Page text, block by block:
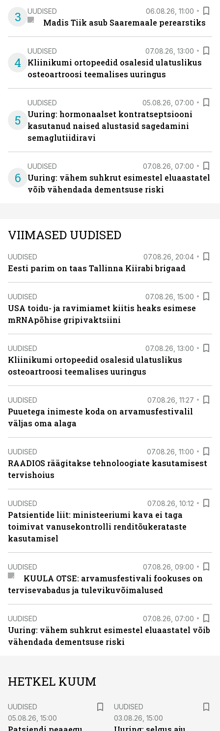
3 UUDISED 06.08.26, 11:00
Madis Tiik asub Saaremaale perearstiks
4
UUDISED 07.08.26, 13:00
Kliinikumi ortopeedid osalesid ulatuslikus
osteoartroosi teemalises uuringus
5
UUDISED 05.08.26, 07:00
Uuring: hormonaalset kontratseptsiooni
kasutanud naised alustasid sagedamini
semaglutiidiravi
6
UUDISED 07.08.26, 07:00
Uuring: vähem suhkrut esimestel eluaastatel
võib vähendada dementsuse riski
VIIMASED UUDISED
UUDISED 07.08.26, 20:04
Eesti parim on taas Tallinna Kiirabi brigaad
UUDISED 07.08.26, 15:00
USA toidu- ja ravimiamet kiitis heaks esimese
mRNApõhise gripivaktsiini
UUDISED 07.08.26, 13:00
Kliinikumi ortopeedid osalesid ulatuslikus
osteoartroosi teemalises uuringus
UUDISED 07.08.26, 11:27
Puuetega inimeste koda on arvamusfestivalil
väljas oma alaga
UUDISED 07.08.26, 11:00
RAADIOS räägitakse tehnoloogiate kasutamisest
tervishoius
UUDISED 07.08.26, 10:12
Patsientide liit: ministeeriumi kava ei taga
toimivat vanusekontrolli renditõukerataste
kasutamisel
UUDISED 07.08.26, 09:00
KUULA OTSE: arvamusfestivali fookuses on
tervisevabadus ja tulevikuvõimalused
UUDISED 07.08.26, 07:00
Uuring: vähem suhkrut esimestel eluaastatel võib
vähendada dementsuse riski
HETKEL KUUM
UUDISED
05.08.26, 15:00
UUDISED
03.08.26, 15:00